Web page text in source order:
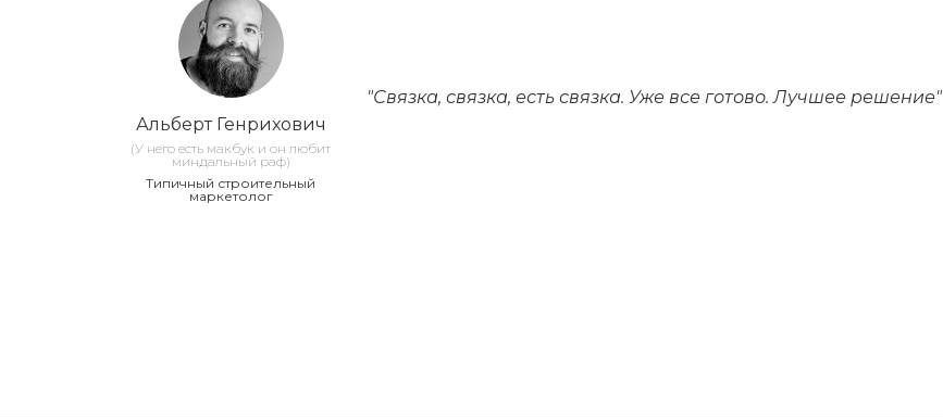
Альберт Генрихович
(У него есть макбук и он любит
миндальный раф)
Типичный строительный
маркетолог
"Связка, связка, есть связка. Уже все готово. Лучшее решение"